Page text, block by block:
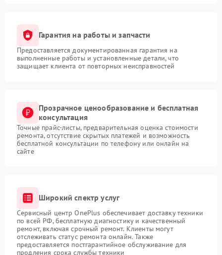
Гарантия на работы и запчасти
Предоставляется документированная гарантия на
выполненные работы и установленные детали, что
защищает клиента от повторных неисправностей
Прозрачное ценообразование и бесплатная
консультация
Точные прайс-листы, предварительная оценка стоимости
ремонта, отсутствие скрытых платежей и возможность
бесплатной консультации по телефону или онлайн на
сайте
Широкий спектр услуг
Сервисный центр OnePlus обеспечивает доставку техники
по всей РФ, бесплатную диагностику и качественный
ремонт, включая срочный ремонт. Клиенты могут
отслеживать статус ремонта онлайн. Также
предоставляется постгарантийное обслуживание для
продления срока службы техники